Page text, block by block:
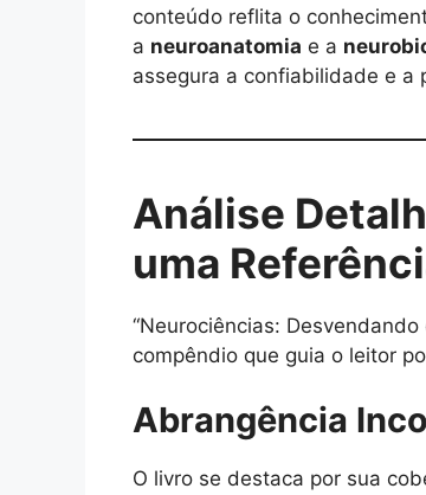
conteúdo reflita o
a neuroanatomia e a
assegura a confiabilidade e a
Análise
uma
“Neurociências:
compêndio que guia o leitor
Abrangência
O livro se destaca por sua